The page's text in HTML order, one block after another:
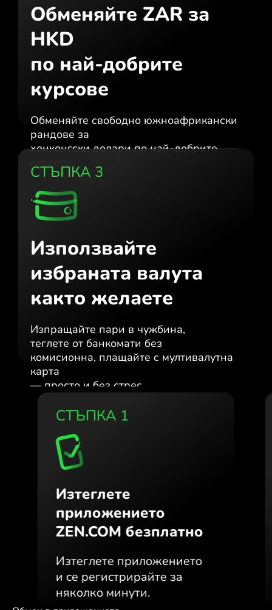
Обменяйте ZAR за
HKD
по най-добрите
курсове
Обменяйте свободно южноафрикански
рандове за
хонконгски долари по най-добрите
СТЪПКА 3
Използвайте
избраната валута
както желаете
Изпращайте пари в чужбина,
теглете от банкомати без
комисионна, плащайте с мултивалутна
карта
— просто и без стрес.
СТЪПКА 1
Изтеглете
приложението
ZEN.COM безплатно
Изтеглете приложението
и се регистрирайте за
няколко минути.